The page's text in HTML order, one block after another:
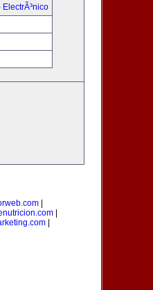
|
|